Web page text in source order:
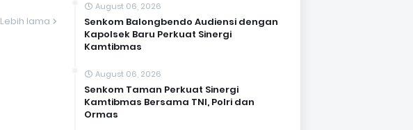
Lebih lama
August 06, 2026
Senkom Balongbendo Audiensi dengan
Kapolsek Baru Perkuat Sinergi
Kamtibmas
August 06, 2026
Senkom Taman Perkuat Sinergi
Kamtibmas Bersama TNI, Polri dan
Ormas